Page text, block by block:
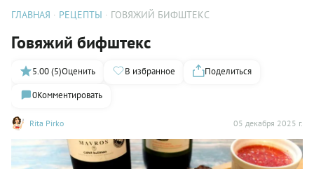
ГЛАВНАЯ РЕЦЕПТЫ ГОВЯЖИЙ БИФШТЕКС
Говяжий бифштекс
Rita Pirko 05 декабря 2025 г.
5.00 (5)Оценить В избранное
Поделиться
0Комментировать